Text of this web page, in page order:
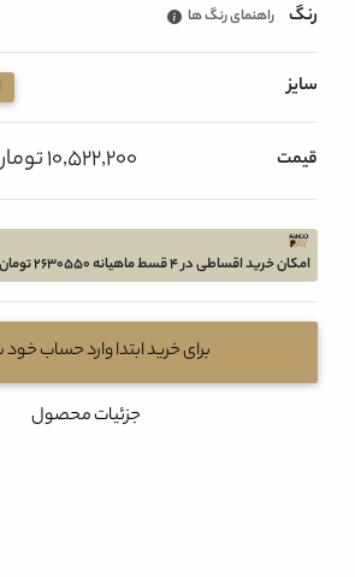
رنگ راهنمای رنگ ها
سایز
قیمت 10,522,200 تومان
امکان خرید اقساطی در 4 قسط ماهیانه 2630550 تومان بدون سود و چک
برای خرید ابتدا وارد حساب خود
جزئیات محصول